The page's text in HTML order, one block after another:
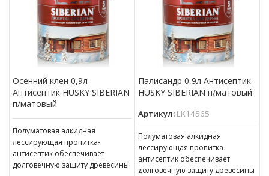
Осенний клен 0,9л
Антисептик HUSKY SIBERIAN
п/матовый
Полуматовая алкидная
лессирующая пропитка-
антисептик обеспечивает
долговечную защиту древесины
Палисандр 0,9л Антисептик
HUSKY SIBERIAN п/матовый
Артикул: LK14565
Полуматовая алкидная
лессирующая пропитка-
антисептик обеспечивает
долговечную защиту древесины